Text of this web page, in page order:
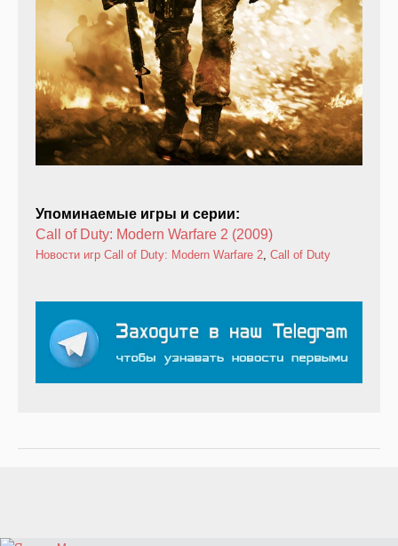
Упоминаемые игры и серии:
Call of Duty: Modern Warfare 2 (2009)
Новости игр Call of Duty: Modern Warfare 2 Call of Duty